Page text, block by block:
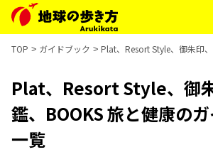
TOP ガイドブック Plat、Resort Style、御朱印
Plat、Resort Style、御
鑑、BOOKS 旅と健康の
一覧